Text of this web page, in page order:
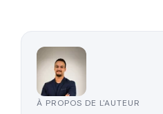
À PROPOS DE L'AUTEUR